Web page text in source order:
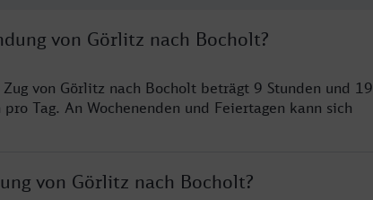
von Görlitz nach Bocholt?
von Görlitz nach Bocholt beträgt 9 Stunden und 19
Tag. An Wochenenden und Feiertagen kann sich
von Görlitz nach Bocholt?